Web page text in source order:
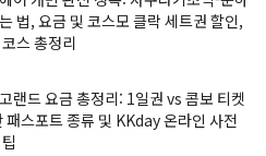
법, 요금 및 코스모 클락 세트권 할인,
스 총정리
랜드 요금 총정리: 1일권 vs 콤보 티켓
패스포트 종류 및 KKday 온라인 사전